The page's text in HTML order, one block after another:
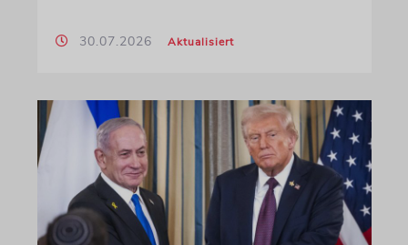
30.07.2026 Aktualisiert